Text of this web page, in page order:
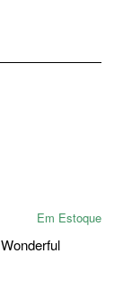
Em Estoque